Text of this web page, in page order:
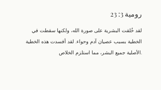
رومية 3: 23
لقد خُلقت البشرية على صورة الله، ولكنها سقطت في
الخطية بسبب عصيان آدم وحواء. لقد أفسدت هذه الخطية
الأصلية جميع البشر، مما استلزم الخلاص.